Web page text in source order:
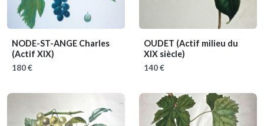
NODE-ST-ANGE Charles
(Actif XIX)
180 €
OUDET (Actif milieu du
XIX siècle)
140 €